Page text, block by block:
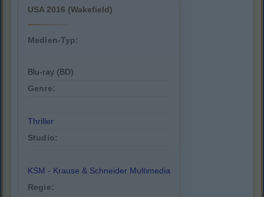
USA 2016 (Wakefield)
Medien-Typ:
Blu-ray (BD)
Genre:
Thriller
Studio:
KSM - Krause & Schneider Multimedia
Regie: